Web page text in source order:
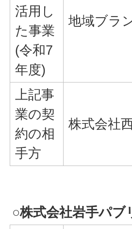
活用し
た事業
(令和7
年度)
地域ブラ
上記事
業の契
約の相
手方
株式会社
○株式会社岩手パブ